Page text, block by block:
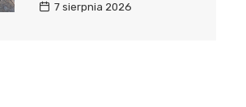
7 sierpnia 2026